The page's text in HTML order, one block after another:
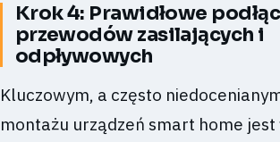
Krok 4: Prawidłowe
przewodów zasilających i
odpływowych
Kluczowym, a często
montażu urządzeń smart home jest